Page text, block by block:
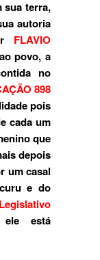
sua terra,
autoria
FLAVIO
povo, a
no
898
pois
cada um
que
depois
um casal
e do
ele está